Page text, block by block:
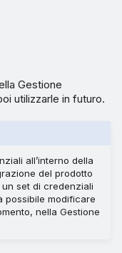
Gestione
utilizzarle in futuro.
all’interno della
del prodotto
set di credenziali
possibile modificare
nella Gestione